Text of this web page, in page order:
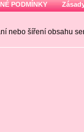
PODMÍNKY
nebo šíření obsahu